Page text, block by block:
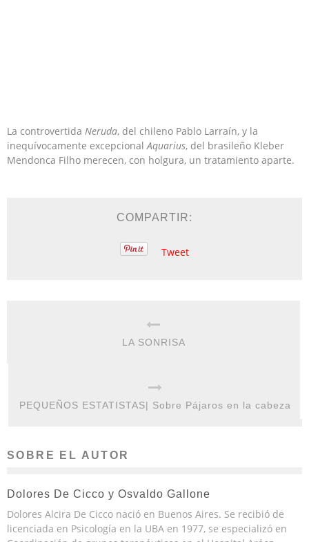
La controvertida Neruda, del chileno Pablo Larraín, y la
inequívocamente excepcionalAquarius, del brasileño Kleber
Mendonca Filho merecen, con holgura, un tratamiento aparte.
COMPARTIR:
Tweet
LA SONRISA
PEQUEÑOS ESTATISTAS| Sobre Pájaros en la cabeza
SOBRE EL AUTOR
Dolores De Cicco y Osvaldo Gallone
Dolores Alcira De Cicco nació en Buenos Aires. Se recibió de
licenciada en Psicología en la UBA en 1977, se especializó en